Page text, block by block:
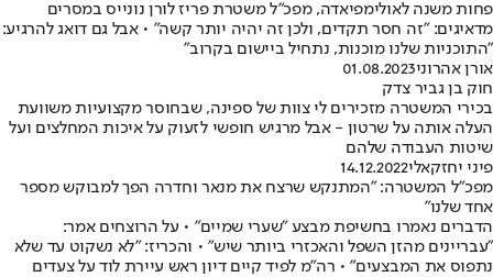
פחות משנה לאולימפיאדה, מפכ"ל משטרת פריז לורן נונייס במסרים
מדאיגים: "זה חסר תקדים, ולכן זה יהיה יותר קשה" • אבל גם דואג להרגיע:
"התוכניות שלנו מוכנות, נתחיל ביישום בקרוב"
אורן אהרוני01.08.2023
חוק בן גביר צדק
בכירי המשטרה מזכירים לי צוות של ספינה, שבחוסר מקצועיות משוועת
העלה אותה על שרטון - אבל מרגיש חופשי לזעוק על איכות המחלצים ועל
שיטות העבודה שלהם
פיני יחזקאלי14.12.2022
מפכ"ל המשטרה: "המתנקש שרצח את מנאר וחדרה הפך למבוקש מספר
אחד שלנו"
הדברים נאמרו בחשיפת מבצע "שערי שמיים" • על הרוצחים אמר:
"עבריינים מהזן השפל והאכזרי ביותר שיש" • והכריז: "לא נשקוט עד שלא
נתפוס את המבצעים" • רה"מ לפיד קיים דיון ראש עיירת לוד על צעדים